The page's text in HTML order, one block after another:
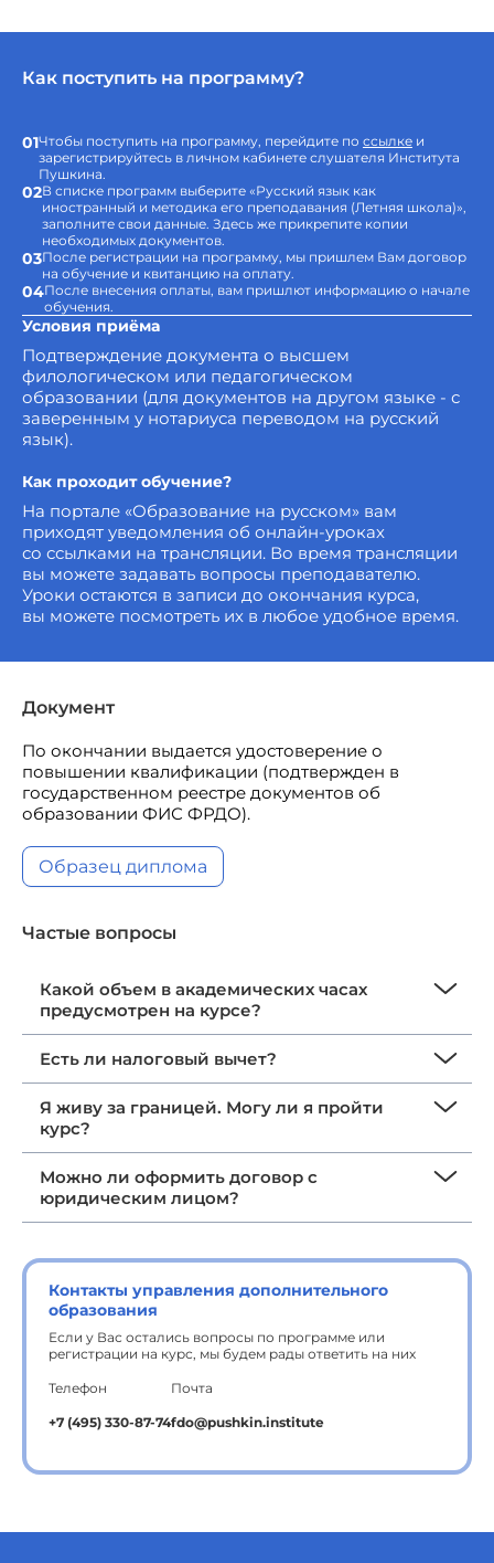
Как поступить на программу?
01Чтобы поступить на программу, перейдите по ссылке и
зарегистрируйтесь в личном кабинете слушателя Института
Пушкина.
02В списке программ выберите «Русский язык как
иностранный и методика его преподавания (Летняя школа)»,
заполните свои данные. Здесь же прикрепите копии
необходимых документов.
03После регистрации на программу, мы пришлем Вам договор
на обучение и квитанцию на оплату.
04После внесения оплаты, вам пришлют информацию о начале
обучения.
Условия приёма
Подтверждение документа о высшем
филологическом или педагогическом
образовании (для документов на другом языке - с
заверенным у нотариуса переводом на русский
язык).
Как проходит обучение?
На портале «Образование на русском» вам
приходят уведомления об онлайн-уроках
со ссылками на трансляции. Во время трансляции
вы можете задавать вопросы преподавателю.
Уроки остаются в записи до окончания курса,
вы можете посмотреть их в любое удобное время.
Документ
По окончании выдается удостоверение о
повышении квалификации (подтвержден в
государственном реестре документов об
образовании ФИС ФРДО).
Образец диплома
Частые вопросы
Какой объем в академических часах
предусмотрен на курсе?
Есть ли налоговый вычет?
Я живу за границей. Могу ли я пройти
курс?
Можно ли оформить договор с
юридическим лицом?
Контакты управления дополнительного
образования
Если у Вас остались вопросы по программе или
регистрации на курс, мы будем рады ответить на них
Телефон
+7 (495) 330-87-74
Почта
fdo@pushkin.institute